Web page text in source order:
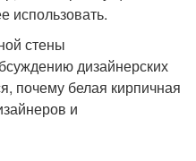
использовать.
стены
дизайнерских
почему белая кирпичная
и